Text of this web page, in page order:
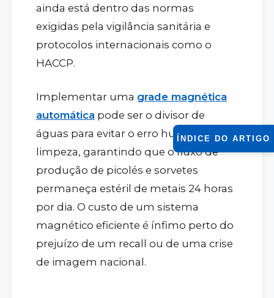
ÍNDICE DO ARTIGO
ainda está dentro das normas
exigidas pela vigilância sanitária e
protocolos internacionais como o
HACCP.
Implementar uma grade magnética
automáticapode ser o divisor de
águas para evitar o erro humano na
limpeza, garantindo que o fluxo de
produção de picolés e sorvetes
permaneça estéril de metais 24 horas
por dia. O custo de um sistema
magnético eficiente é ínfimo perto do
prejuízo de um recall ou de uma crise
de imagem nacional.